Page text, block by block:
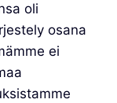
oli
osana
ei